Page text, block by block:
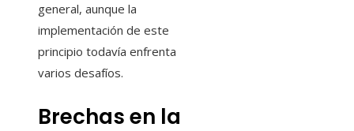
general, aunque la
implementación de este
principio todavía enfrenta
varios desafíos.
Brechas en la